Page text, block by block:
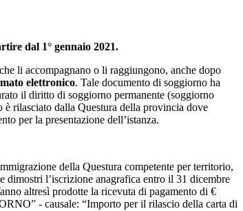
dal 1° gennaio 2021.
li accompagnano o li raggiungono, anche dopo
elettronico. Tale documento di soggiorno ha
il diritto di soggiorno permanente (soggiorno
rilasciato dalla Questura della provincia dove
per la presentazione dell’istanza.
della Questura competente per territorio,
dimostri l’iscrizione anagrafica entro il 31 dicembre
altresì prodotte la ricevuta di pagamento di €
- causale: “Importo per il rilascio della carta di